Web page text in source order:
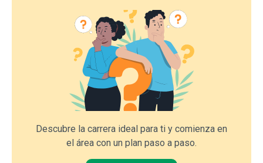
Descubre la carrera ideal para ti y comienza en
el área con un plan paso a paso.